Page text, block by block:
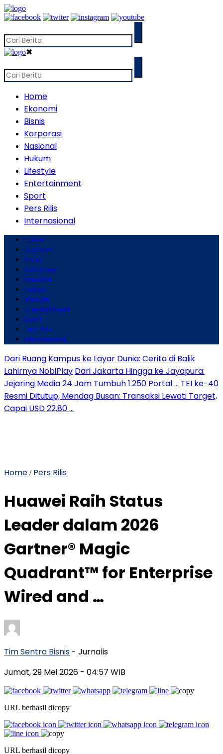
✖
Home
Ekonomi
Bisnis
Korporasi
Nasional
Hukum
Lifestyle
Entertainment
Sport
Pers Rilis
Internasional
Home
Ekonomi
Bisnis
Korporasi
Nasional
Hukum
Lifestyle
Entertainment
Sport
Pers Rilis
Internasional
Dari Ruang Kampus ke Layar Dunia: Cerita di Balik
Lahirnya NobiPlay Dari Jakarta Hingga ke Jayapura:
Jejaring Media 24 Jam Tumbuh 1.250 Portal … TEI ke-40
Resmi Ditutup, Mendag Busan: Transaksi Lewati Target,
Capai USD 22,80 …
Home / Pers Rilis
Huawei Raih Status
Leader dalam 2026
Gartner® Magic
Quadrant™ for Enterprise
Wired and …
Tim Sentra Bisnis - Jurnalis
Jumat, 29 Mei 2026 - 04:57 WIB
URL berhasil dicopy
URL berhasil dicopy